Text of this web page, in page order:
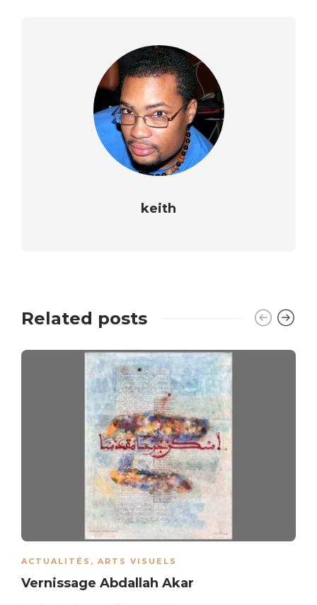
keith
Related posts
ACTUALITÉS , ARTS VISUELS
Vernissage Abdallah Akar